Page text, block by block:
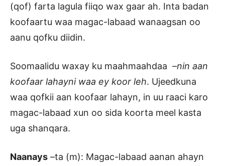
(qof) farta lagula fiiqo wax gaar ah. Inta badan
koofaartu waa magac-labaad wanaagsan oo
aanu qofku diidin.
Soomaalidu waxay ku maahmaahdaa –nin aan
koofaar lahayni waa ey koor leh. Ujeedkuna
waa qofkii aan koofaar lahayn, in uu raaci karo
magac-labaad xun oo sida koorta meel kasta
uga shanqara.
Naanays –ta (m): Magac-labaad aanan ahayn